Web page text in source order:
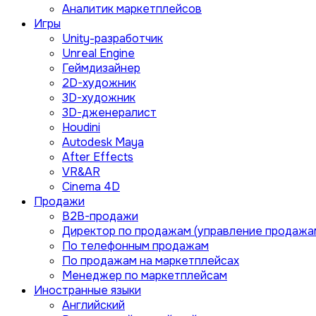
Аналитик маркетплейсов
Игры
Unity-разработчик
Unreal Engine
Геймдизайнер
2D-художник
3D-художник
3D-дженералист
Houdini
Autodesk Maya
After Effects
VR&AR
Cinema 4D
Продажи
B2B-продажи
Директор по продажам (управление
По телефонным продажам
По продажам на маркетплейсах
Менеджер по маркетплейсам
Иностранные языки
Английский